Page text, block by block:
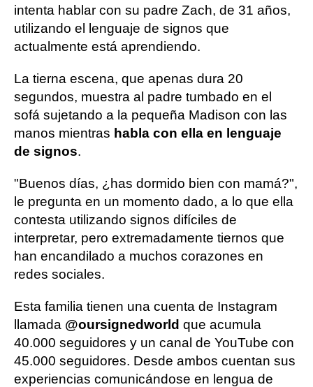
intenta hablar con su padre Zach, de 31 años,
utilizando el lenguaje de signos que
actualmente está aprendiendo.
La tierna escena, que apenas dura 20
segundos, muestra al padre tumbado en el
sofá sujetando a la pequeña Madison con las
manos mientras habla con ella en lenguaje
de signos.
"Buenos días, ¿has dormido bien con mamá?",
le pregunta en un momento dado, a lo que ella
contesta utilizando signos difíciles de
interpretar, pero extremadamente tiernos que
han encandilado a muchos corazones en
redes sociales.
Esta familia tienen una cuenta de Instagram
llamada @oursignedworld que acumula
40.000 seguidores y un canal de YouTube con
45.000 seguidores. Desde ambos cuentan sus
experiencias comunicándose en lengua de